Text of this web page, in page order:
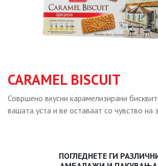
CARAMEL BISCUIT
Совршено вкусни карамелизирани
вашата уста и ве оставаат со чувство на
ПОГЛЕДНЕТЕ ГИ